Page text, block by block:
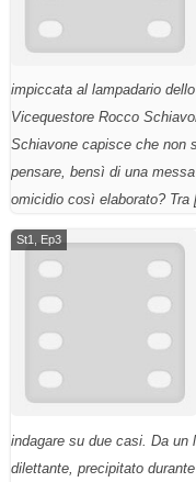
impiccata al lampadario
Vicequestore Rocco
Schiavone capisce che non
pensare, bensì di una
omicidio così elaborato?
St1, Ep3
indagare su due casi. Da un
dilettante, precipitato